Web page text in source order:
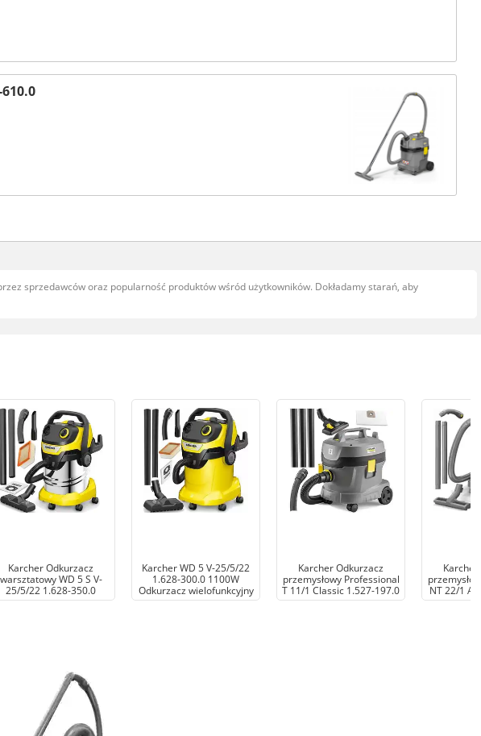
sprzedawców oraz popularność produktów wśród użytkowników. Dokładamy starań, aby
Karcher Odkurzacz
warsztatowy WD 5 S V-
25/5/22 1.628-350.0
Karcher WD 5 V-25/5/22
1.628-300.0 1100W
Odkurzacz wielofunkcyjny
Karcher Odkurzacz
przemysłowy Professional
T 11/1 Classic 1.527-197.0
NT 22/1